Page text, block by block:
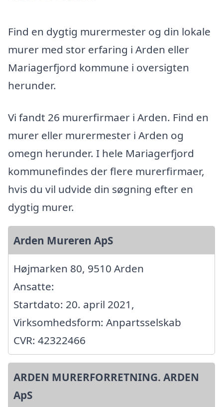
Find en dygtig murermester og din lokale
murer med stor erfaring i Arden eller
Mariagerfjord kommune i oversigten
herunder.
Vi fandt 26 murerfirmaer i Arden. Find en
murer eller murermester i Arden og
omegn herunder. I hele Mariagerfjord
kommunefindes der flere murerfirmaer,
hvis du vil udvide din søgning efter en
dygtig murer.
Arden Mureren ApS
Højmarken 80, 9510 Arden
Ansatte:
Startdato: 20. april 2021,
Virksomhedsform: Anpartsselskab
CVR: 42322466
ARDEN MURERFORRETNING. ARDEN
ApS